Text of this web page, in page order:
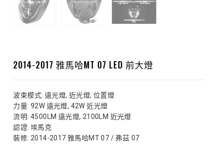
2014-2017 雅馬哈MT 07 LED 前大燈
波束模式: 遠光燈, 近光燈, 位置燈
力量: 92W 遠光燈, 42W 近光燈
流明: 4500LM 遠光燈, 2100LM 近光燈
認證: 埃馬克
裝修: 2014-2017 雅馬哈MT 07 / 弗茲 07